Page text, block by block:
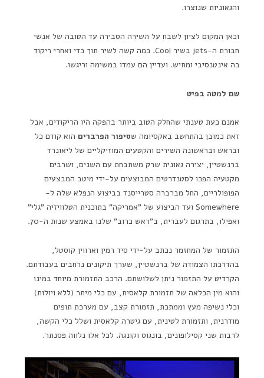
והגאוניות שנוצרו.
וכאן המקום לציון לשבח על השירה הסבירה עד הטובה של אנשי
חבורת ה-jets בשיר Cool. כמה קשה לשיר תוך כדי ואחרי ריקוד
כה אינטנסיבי ומתיש. ועדיין הם עמדו במשימה וריגשו.
שם למטה בפיט
אמנם כעת טענתי שהחלק הטוב ביותר בהפקה היו הריקודים, אבל
זאת כמובן בהתחשב באקסיומה שסיפור הפרברים הוא קודם כל
ובראש ובראשונה השירים והקטעים המוזיקליים של ליאונרד
ברנשטיין, יצירה גאונית שרק משתבחת עם השנים, ושרבים
מקטעיה הפכו לסטנדרטים המבוצעים על-ידי מיטב המבצעים
הפופולריים, החל מברברה סטרייסנד בביצוע הנפלא שלה ל-
Somewhere ועד הביצוע של "אמריקה" בתוכנית הטלוויזיה "גלי"
ואפילו, בתרגום לעברית, ב"ראש כרוב" שלנו באמצע שנות ה-70.
התזמור של המחזמר נכתב על-ידי סיד רמין וארווין קוסטל,
בהדרכתו הצמודה של ברנשטיין, שערך תיקונים נרחבים בעבודתם.
הקרדיט על התזמור ניתן לשלושתם. הרכב התזמורת מיוחד במינו
והוא מין הכלאה של תזמורת קלאסית, עם כלי מיתר (ללא ויולות)
וכלי נשיפה מעץ וממתכת, תזמורת קצב, עם מערכת תופים
מודרנית, ותזמורת לטינית, עם גיטרה קלאסית ושלל כלי הקשה,
לרבות שני קסילופונים, בונגוס וקונגה. לכל אלו נלווה פסנתר.